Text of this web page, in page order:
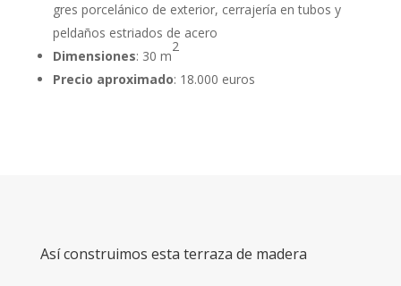
gres porcelánico de exterior, cerrajería en tubos y
peldaños estriados de acero
Dimensiones: 30 m
2
Precio aproximado: 18.000 euros
Así construimos esta terraza de madera